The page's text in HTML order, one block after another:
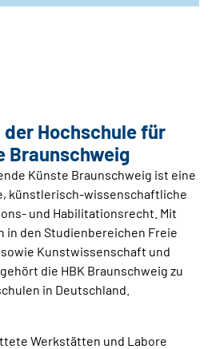
Hochschule für
Braunschweig
Künste Braunschweig ist eine
künstlerisch-wissenschaftliche
und Habilitationsrecht. Mit
in den Studienbereichen Freie
Kunstwissenschaft und
die HBK Braunschweig zu
in Deutschland.
Werkstätten und Labore